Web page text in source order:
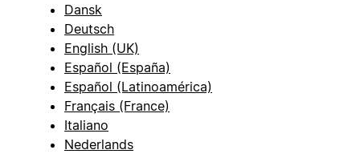
Dansk
Deutsch
English (UK)
Español (España)
Español (Latinoamérica)
Français (France)
Italiano
Nederlands